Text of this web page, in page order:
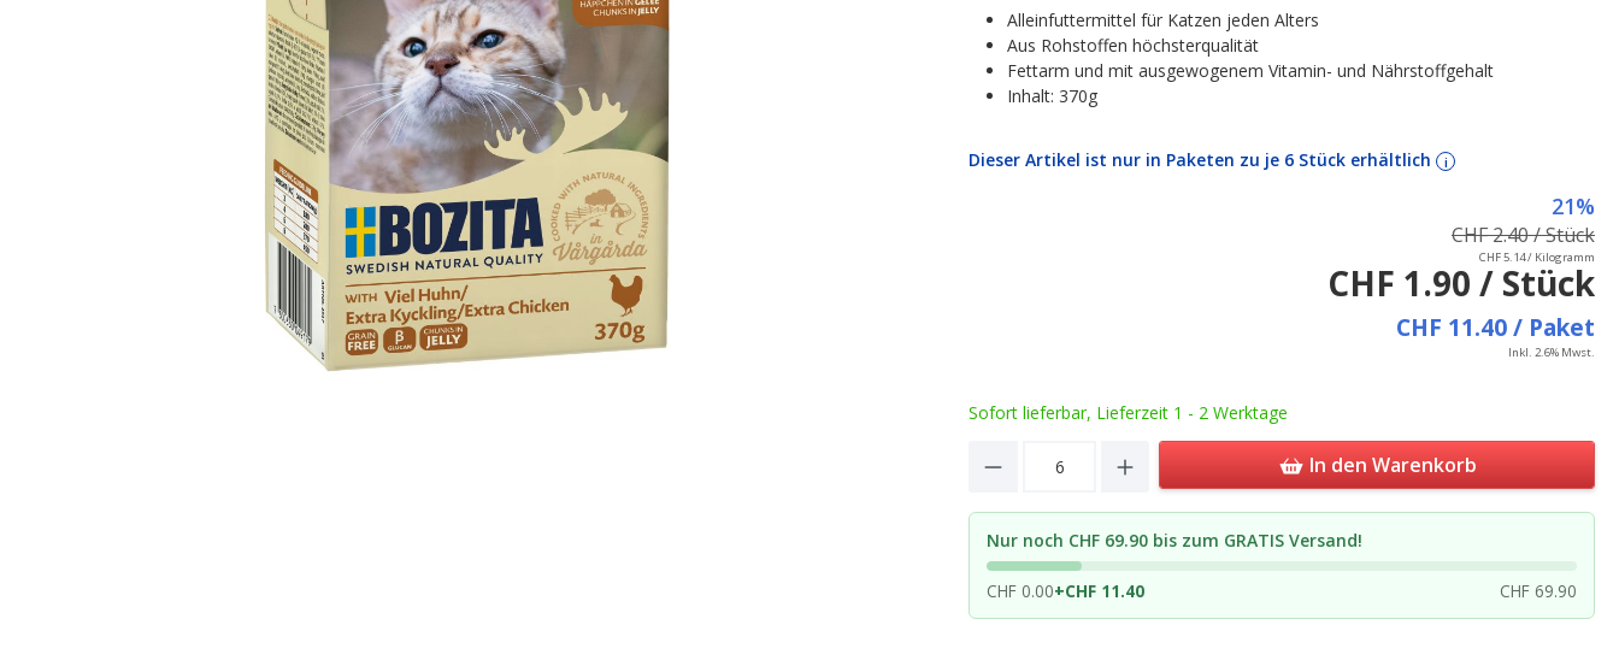
Alleinfuttermittel für Katzen jeden Alters
Aus Rohstoffen höchsterqualität
Fettarm und mit ausgewogenem Vitamin- und Nährstoffgehalt
Inhalt: 370g
Dieser Artikel ist nur in Paketen zu je 6 Stück erhältlich i
21%
CHF 2.40 / Stück
CHF 11.40 / Paket
CHF 5.14 / Kilogramm
CHF 1.90 / Stück
Inkl. 2.6% Mwst.
Sofort lieferbar, Lieferzeit 1 - 2 Werktage
Product Quantity: Enter the desired amount
In den Warenkorb
Nur noch CHF 69.90 bis zum GRATIS Versand!
CHF 0.00+CHF 11.40 CHF 69.90